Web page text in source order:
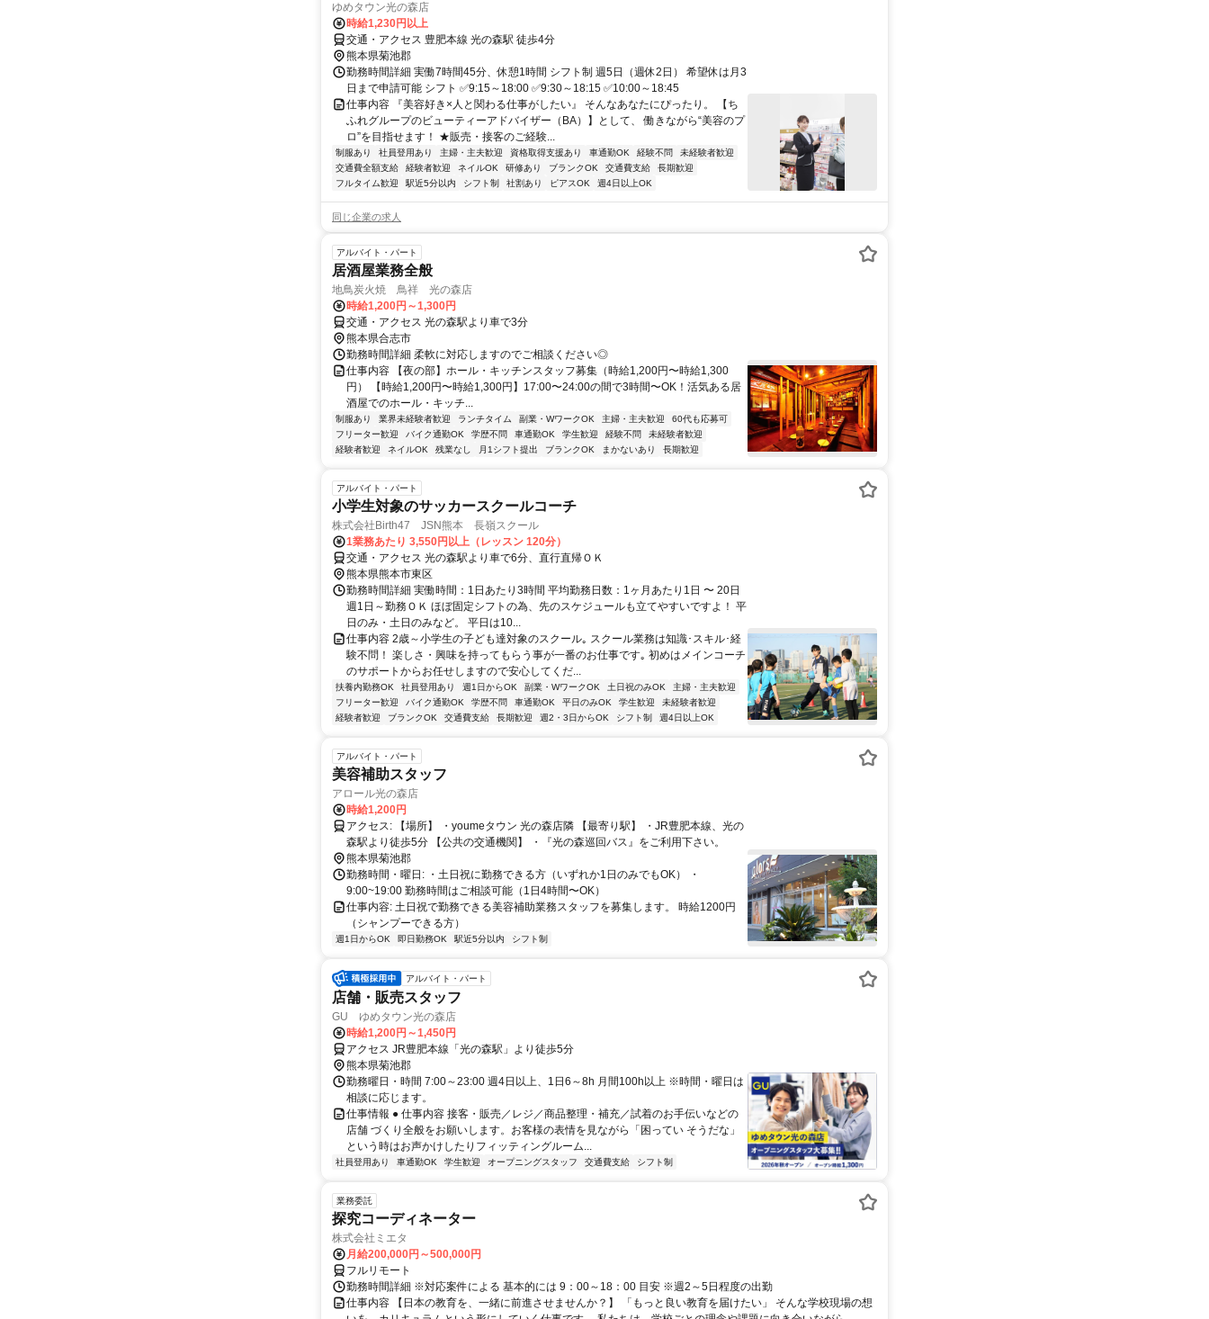
ゆめタウン光の森店
時給1,230円以上
交通・アクセス 豊肥本線 光の森駅 徒歩4分
熊本県菊池郡
勤務時間詳細 実働7時間45分、休憩1時間 シフト制 週5日（週休2日） 希望休は月3
日まで申請可能 シフト ✅9:15～18:00 ✅9:30～18:15 ✅10:00～18:45
仕事内容 『美容好き×人と関わる仕事がしたい』 そんなあなたにぴったり。 【ち
ふれグループのビューティーアドバイザー（BA）】として、 働きながら“美容のプ
ロ”を目指せます！ ★販売・接客のご経験...
制服あり 社員登用あり 主婦・主夫歓迎 資格取得支援あり 車通勤OK 経験不問
未経験者歓迎
交通費全額支給
経験者歓迎 ネイルOK 研修あり ブランクOK 交通費支給
長期歓迎
フルタイム歓迎
駅近5分以内 シフト制 社割あり ピアスOK 週4日以上OK
同じ企業の求人
アルバイト・パート
居酒屋業務全般
地鳥炭火焼 鳥祥 光の森店
時給1,200円～1,300円
交通・アクセス 光の森駅より車で3分
熊本県合志市
勤務時間詳細 柔軟に対応しますのでご相談ください◎
仕事内容 【夜の部】ホール・キッチンスタッフ募集（時給1,200円〜時給1,300
円） 【時給1,200円〜時給1,300円】17:00〜24:00の間で3時間〜OK！活気ある居
酒屋でのホール・キッチ...
制服あり 業界未経験者歓迎 ランチタイム 副業・WワークOK 主婦・主夫歓迎
60代も応募可
フリーター歓迎
バイク通勤OK 学歴不問 車通勤OK 学生歓迎 経験不問
未経験者歓迎
経験者歓迎
ネイルOK 残業なし 月1シフト提出 ブランクOK まかないあり 長期歓迎
アルバイト・パート
小学生対象のサッカースクールコーチ
株式会社Birth47 JSN熊本 長嶺スクール
1業務あたり 3,550円以上（レッスン 120分）
交通・アクセス 光の森駅より車で6分、直行直帰ＯＫ
熊本県熊本市東区
勤務時間詳細 実働時間：1日あたり3時間 平均勤務日数：1ヶ月あたり1日 〜 20日
週1日～勤務ＯＫ ほぼ固定シフトの為、先のスケジュールも立てやすいですよ！ 平
日のみ・土日のみなど。 平日は10...
仕事内容 2歳～小学生の子ども達対象のスクール｡ スクール業務は知識･スキル･経
験不問！ 楽しさ・興味を持ってもらう事が一番のお仕事です｡ 初めはメインコーチ
のサポートからお任せしますので安心してくだ...
扶養内勤務OK 社員登用あり 週1日からOK 副業・WワークOK 土日祝のみOK
主婦・主夫歓迎
フリーター歓迎
バイク通勤OK 学歴不問 車通勤OK 平日のみOK 学生歓迎
未経験者歓迎
経験者歓迎
ブランクOK 交通費支給 長期歓迎 週2・3日からOK シフト制 週4日以上OK
アルバイト・パート
美容補助スタッフ
アロール光の森店
時給1,200円
アクセス: 【場所】 ・youmeタウン 光の森店隣 【最寄り駅】 ・JR豊肥本線、光の
森駅より徒歩5分 【公共の交通機関】 ・『光の森巡回バス』をご利用下さい。
熊本県菊池郡
勤務時間・曜日: ・土日祝に勤務できる方（いずれか1日のみでもOK） ・
9:00~19:00 勤務時間はご相談可能（1日4時間〜OK）
仕事内容: 土日祝で勤務できる美容補助業務スタッフを募集します。 時給1200円
（シャンプーできる方）
週1日からOK 即日勤務OK 駅近5分以内 シフト制
アルバイト・パート
店舗・販売スタッフ
GU ゆめタウン光の森店
時給1,200円～1,450円
アクセス JR豊肥本線「光の森駅」より徒歩5分
熊本県菊池郡
勤務曜日・時間 7:00～23:00 週4日以上、1日6～8h 月間100h以上 ※時間・曜日は
相談に応じます。
仕事情報 ● 仕事内容 接客・販売／レジ／商品整理・補充／試着のお手伝いなどの
店舗 づくり全般をお願いします。お客様の表情を見ながら「困ってい そうだな」
という時はお声かけしたりフィッティングルーム...
社員登用あり 車通勤OK 学生歓迎 オープニングスタッフ 交通費支給 シフト制
業務委託
探究コーディネーター
株式会社ミエタ
月給200,000円～500,000円
フルリモート
勤務時間詳細 ※対応案件による 基本的には 9：00～18：00 目安 ※週2～5日程度の出勤
仕事内容 【日本の教育を、一緒に前進させませんか？】 「もっと良い教育を届けたい」 そんな学校現場の想